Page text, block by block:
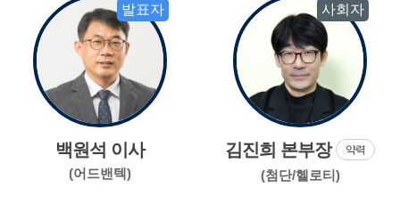
발표자
백원석 이사
(어드밴텍)
사회자
김진희 본부장 약력
(첨단/헬로티)